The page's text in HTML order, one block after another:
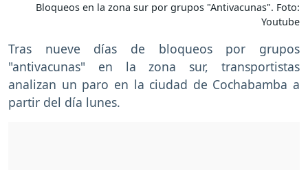
Bloqueos en la zona sur por grupos "Antivacunas". Foto:
Youtube
Tras nueve días de bloqueos por grupos
"antivacunas" en la zona sur, transportistas
analizan un paro en la ciudad de Cochabamba a
partir del día lunes.